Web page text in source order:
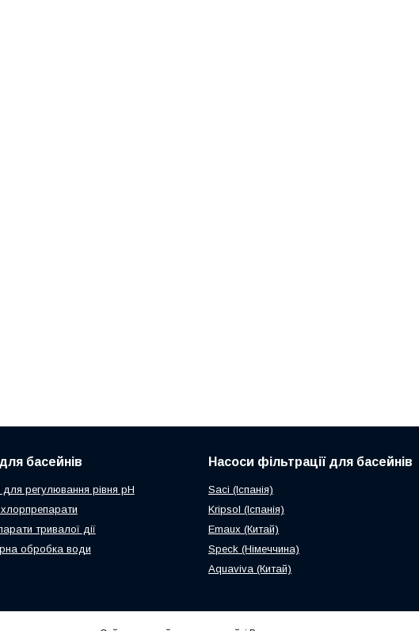
басейнів
регулювання рівня рН
тривалої дії
обробка води
Насоси фільтрації для басейнів
Saci (Іспанія)
Kripsol (Іспанія)
Emaux (Китай)
Speck (Німеччина)
Aquaviva (Китай)